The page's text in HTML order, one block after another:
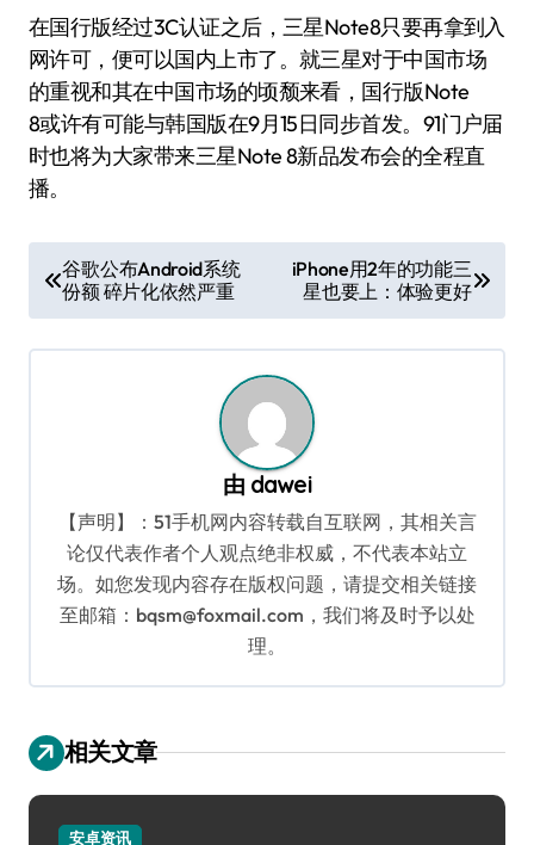
在国行版经过3C认证之后，三星Note8只要再拿到入
网许可，便可以国内上市了。就三星对于中国市场
的重视和其在中国市场的顷颓来看，国行版Note
8或许有可能与韩国版在9月15日同步首发。91门户届
时也将为大家带来三星Note 8新品发布会的全程直
播。
章
导
谷歌公布Android系统
份额 碎片化依然严重
iPhone用2年的功能三
星也要上：体验更好
由 dawei
【声明】：51手机网内容转载自互联网，其相关言
论仅代表作者个人观点绝非权威，不代表本站立
场。如您发现内容存在版权问题，请提交相关链接
至邮箱：bqsm@foxmail.com，我们将及时予以处
理。
相关文章
安卓资讯